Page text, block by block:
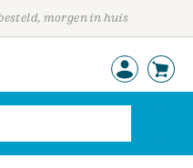
morgen in huis